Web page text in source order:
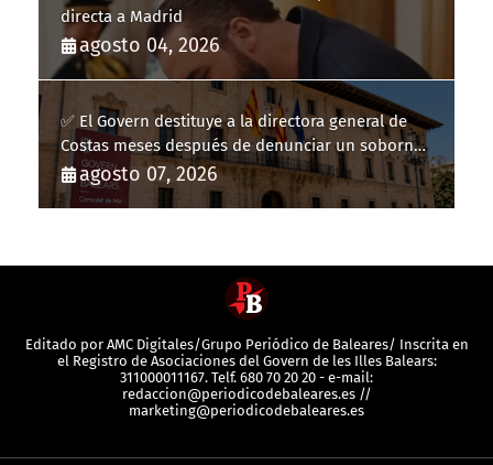
directa a Madrid
agosto 04, 2026
✅ El Govern destituye a la directora general de
Costas meses después de denunciar un soborno
con 20.000 euros
agosto 07, 2026
Editado por AMC Digitales/Grupo Periódico de Baleares/ Inscrita en
el Registro de Asociaciones del Govern de les Illes Balears:
311000011167. Telf. 680 70 20 20 - e-mail:
redaccion@periodicodebaleares.es //
marketing@periodicodebaleares.es